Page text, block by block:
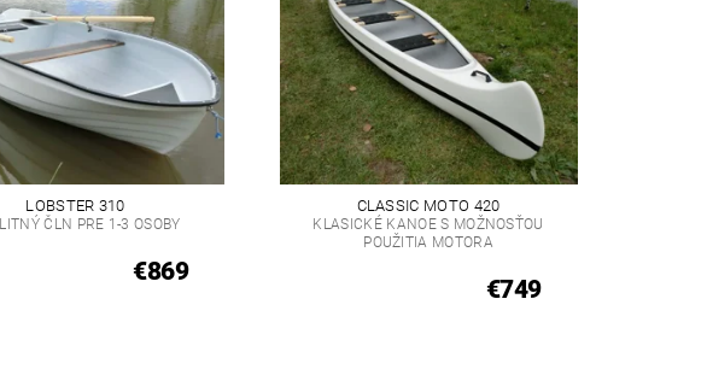
LOBSTER 310
ČLN PRE 1-3 OSOBY
€869
CLASSIC MOTO 420
KLASICKÉ KANOE S MOŽNOSŤOU
POUŽITIA MOTORA
€749